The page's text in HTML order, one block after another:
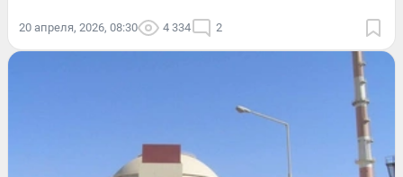
20 апреля, 2026, 08:30 4 334 2